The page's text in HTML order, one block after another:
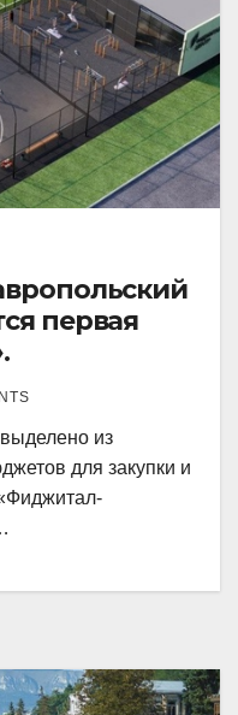
первая
из
для закупки и